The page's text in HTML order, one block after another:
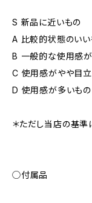
S 新品に近いもの
A 比較的状態のいい
B 一般的な使用感
C 使用感がやや目
D 使用感が多いもの
＊ただし当店の基準
◯付属品